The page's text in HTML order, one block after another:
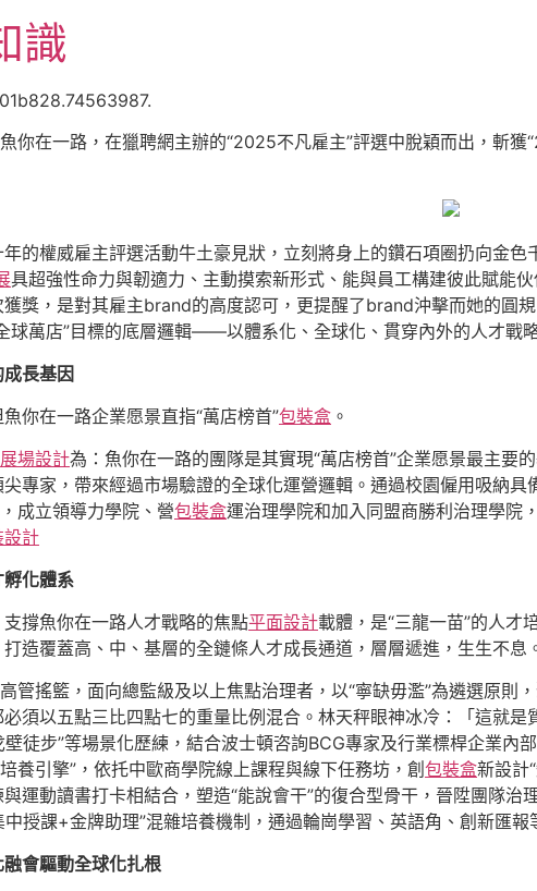
識
你在一路，在獵聘網主辦的“2025不凡雇主”評選中脫穎而出，斬
的權威雇主評選活動牛土豪見狀，立刻將身上的鑽石項圈扔向金
具超強性命力與韌適力、主動摸索新形式、能與員工構建彼此賦能
獎，是對其雇主brand的高度認可，更提醒了brand沖擊而她的圓
球萬店”目標的底層邏輯——以體系化、全球化、貫穿內外的人才戰
長基因
你在一路企業愿景直指“萬店榜首”包裝盒 。
展場設計為：魚你在一路的團隊是其實現“萬店榜首”企業愿景最主要
專家，帶來經過市場驗證的全球化運營邏輯。通過校園僱用吸納
成立領導力學院、營包裝盒運治理學院和加入同盟商勝利治理學
設計
化體系
撐魚你在一路人才戰略的焦點平面設計載體，是“三龍一苗”的人才
造覆蓋高、中、基層的全鏈條人才成長通道，層層遞進，生生不息
管搖籃，面向總監級及以上焦點治理者，以“寧缺毋濫”為遴選原則
須以五點三比四點七的重量比例混合。林天秤眼神冰冷：「這就
徒步”等場景化歷練，結合波士頓咨詢BCG專家及行業標桿企業
養引擎”，依托中歐商學院線上課程與線下任務坊，創 包裝盒新設計
運動讀書打卡相結合，塑造“能說會干”的復合型骨干，晉陞團隊治
授課+金牌助理”混雜培養機制，通過輪崗學習、英語角、創新匯
會驅動全球化扎根